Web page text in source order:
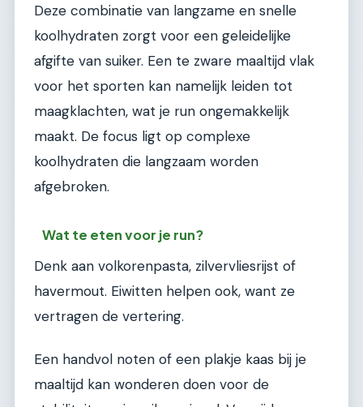
Deze combinatie van langzame en snelle
koolhydraten zorgt voor een geleidelijke
afgifte van suiker. Een te zware maaltijd vlak
voor het sporten kan namelijk leiden tot
maagklachten, wat je run ongemakkelijk
maakt. De focus ligt op complexe
koolhydraten die langzaam worden
afgebroken.
Wat te eten voor je run?
Denk aan volkorenpasta, zilvervliesrijst of
havermout. Eiwitten helpen ook, want ze
vertragen de vertering.
Een handvol noten of een plakje kaas bij je
maaltijd kan wonderen doen voor de